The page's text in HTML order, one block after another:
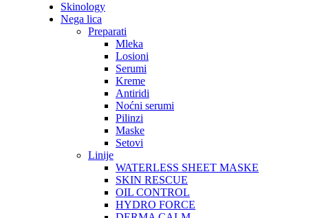
Skinology
Nega lica
Preparati
Mleka
Losioni
Serumi
Kreme
Antiridi
Noćni serumi
Pilinzi
Maske
Setovi
Linije
WATERLESS SHEET MASKE
SKIN RESCUE
OIL CONTROL
HYDRO FORCE